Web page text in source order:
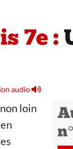
7e :
audio
loin